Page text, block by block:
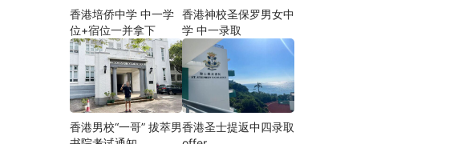
香港培侨中学 中一学
位+宿位一并拿下
香港神校圣保罗男女中
学 中一录取
香港男校“一哥” 拔萃男香港圣士提返中四录取